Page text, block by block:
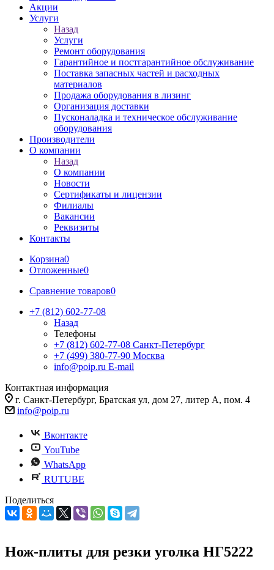
Акции
Услуги
Назад
Услуги
Ремонт оборудования
Гарантийное и постгарантийное обслуживание
Поставка запасных частей и расходных
материалов
Продажа оборудования в лизинг
Организация доставки
Пусконаладка и техническое обслуживание
оборудования
Производители
О компании
Назад
О компании
Новости
Сертификаты и лицензии
Филиалы
Вакансии
Реквизиты
Контакты
Корзина0
Отложенные0
Сравнение товаров0
+7 (812) 602-77-08
Назад
Телефоны
+7 (812) 602-77-08 Санкт-Петербург
+7 (499) 380-77-90 Москва
info@poip.ru E-mail
Контактная информация
г. Санкт-Петербург, Братская ул, дом 27, литер А, пом. 4
info@poip.ru
Вконтакте
YouTube
WhatsApp
RUTUBE
Поделиться
Нож-плиты для резки уголка НГ5222